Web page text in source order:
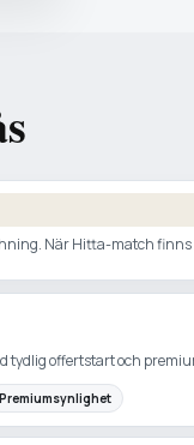
När Hitta-match
tydlig offertstart och
Premiumsynlighet